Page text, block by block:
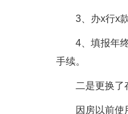
3、办x行x款
4、填报年终
手续。
二是更换了
因房以前使用